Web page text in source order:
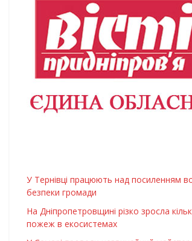
У Тернівці працюють над посиленням
безпеки громади
На Дніпропетровщині різко зросла
пожеж в екосистемах